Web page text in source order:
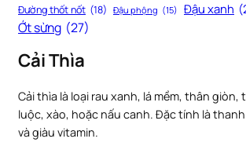
Đường thốt nốt (18) Đậu phộng (15) Đậu xanh
Ớt sừng (27)
Cải Thìa
Cải thìa là loại rau xanh, lá mềm, thân giòn, thường dùng để
luộc, xào, hoặc nấu canh. Đặc tính là
và giàu vitamin.